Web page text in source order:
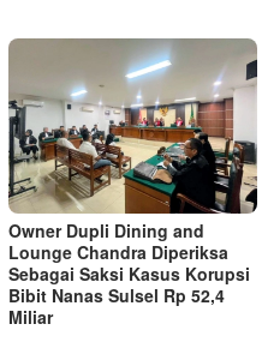
Owner Dupli Dining and
Lounge Chandra Diperiksa
Sebagai Saksi Kasus Korupsi
Bibit Nanas Sulsel Rp 52,4
Miliar